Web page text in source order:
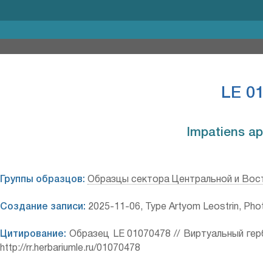
LE
Impatiens
Группы образцов: Образцы сектора Центральной и
Создание записи: 2025-11-06, Type Artyom Leostrin,
Цитирование: Образец LE 01070478 // Виртуальный
http://rr.herbariumle.ru/01070478